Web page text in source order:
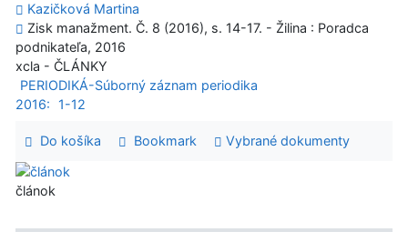
Kazičková Martina
Zisk manažment. Č. 8 (2016), s. 14-17. - Žilina : Poradca
podnikateľa, 2016
xcla - ČLÁNKY
PERIODIKÁ-Súborný záznam periodika
2016:
1-12
Do košíka Bookmark Vybrané dokumenty
článok